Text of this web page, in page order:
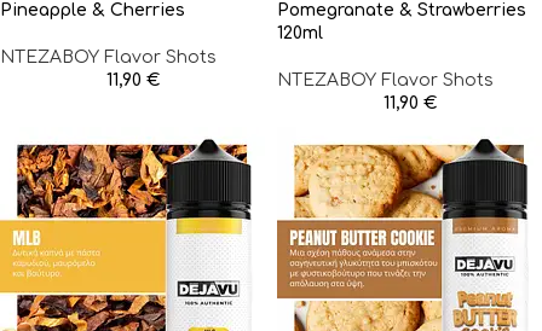
Pineapple & Cherries
NTEZABOY Flavor Shots
11,90 €
Pomegranate & Strawberries
120ml
NTEZABOY Flavor Shots
11,90 €